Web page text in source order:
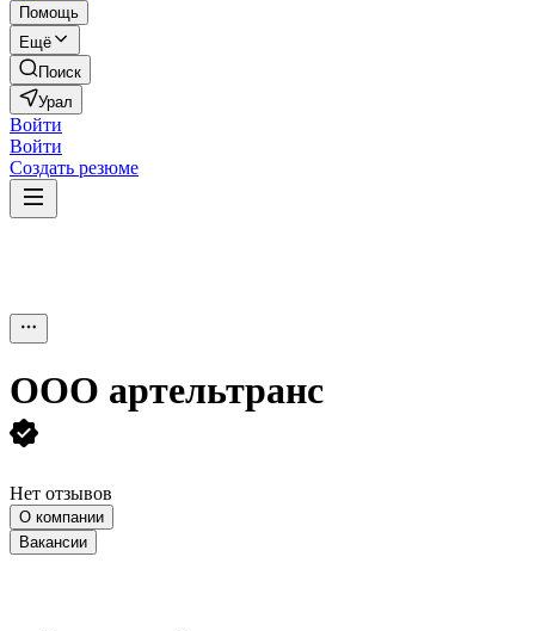
Помощь
Ещё
Поиск
Урал
Войти
Войти
Создать резюме
ООО артельтранс
Нет отзывов
О компании
Вакансии